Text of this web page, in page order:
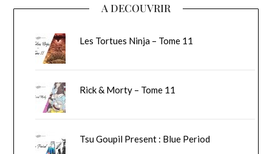
A DECOUVRIR
Les Tortues Ninja – Tome 11
Rick & Morty – Tome 11
Tsu Goupil Present : Blue Period